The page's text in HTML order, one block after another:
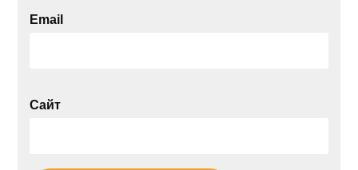
Email
Сайт